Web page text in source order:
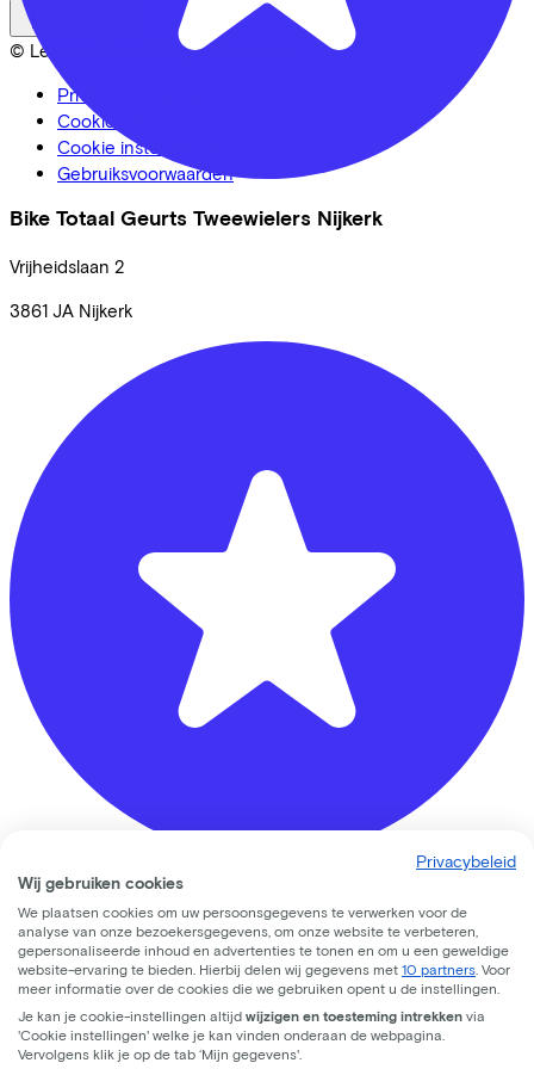
Bike Totaal Geurts Tweewielers Nijkerk
Vrijheidslaan 2
3861 JA Nijkerk
De Fietsenmaker Beusichem
speulmanweg 7a
4112ND Beusichem
© Lease a Bike. All Rights Reserved.
Privacy statement
Cookie statement
Cookie instellingen
Gebruiksvoorwaarden
Privacybeleid
Wij gebruiken cookies
We plaatsen cookies om uw persoonsgegevens te verwerken voor de
analyse van onze bezoekersgegevens, om onze website te verbeteren,
gepersonaliseerde inhoud en advertenties te tonen en om u een geweldige
website-ervaring te bieden. Hierbij delen wij gegevens met 10 partners . Voor
meer informatie over de cookies die we gebruiken opent u de instellingen.
Je kan je cookie-instellingen altijd wijzigen en toesteming intrekken via
'Cookie instellingen' welke je kan vinden onderaan de webpagina.
Vervolgens klik je op de tab ‘Mijn gegevens'.